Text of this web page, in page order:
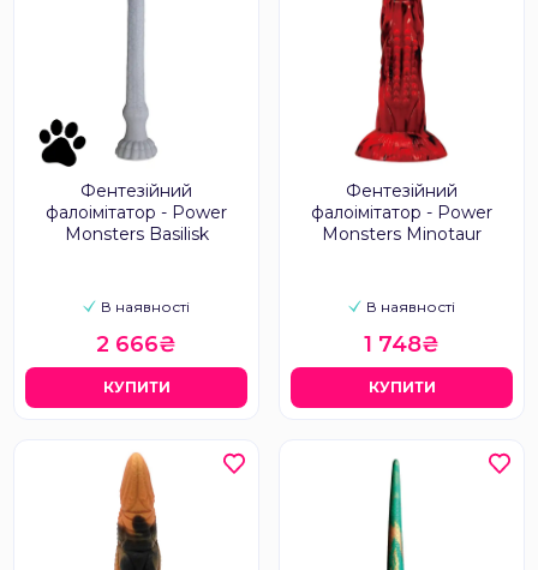
Фентезійний
фалоімітатор - Power
Monsters Basilisk
В наявності
2 666₴
КУПИТИ
Фентезійний
фалоімітатор - Power
Monsters Minotaur
В наявності
1 748₴
КУПИТИ